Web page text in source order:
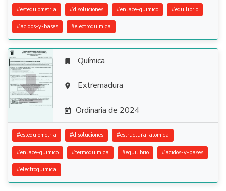
#estequiometria #disoluciones #enlace-quimico #equilibrio
#acidos-y-bases #electroquimica

 Química
 Extremadura
 Ordinaria de 2024
#estequiometria #disoluciones #estructura-atomica
#enlace-quimico #termoquimica #equilibrio #acidos-y-bases
#electroquimica